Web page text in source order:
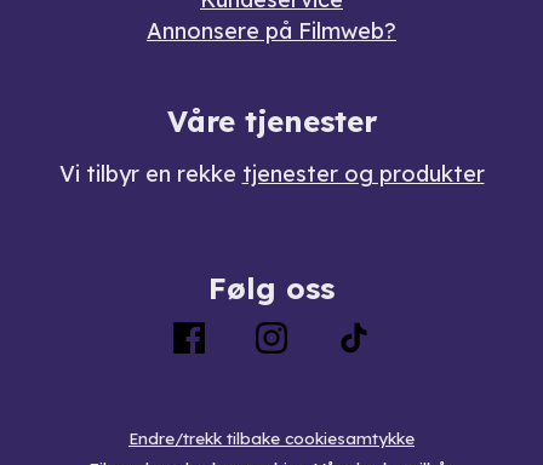
Annonsere på Filmweb?
Våre tjenester
Vi tilbyr en rekke tjenester og produkter
Følg oss
Endre/trekk tilbake cookiesamtykke